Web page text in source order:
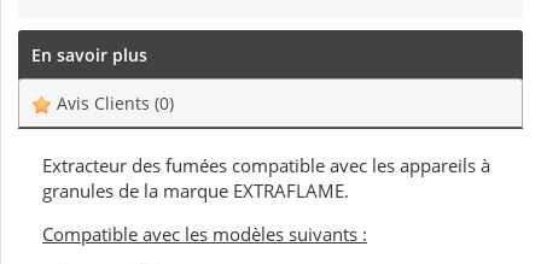
En savoir plus
Avis Clients (0)
Extracteur des fumées compatible avec les appareils à
granules de la marque EXTRAFLAME.
Compatible avec les modèles suivants :